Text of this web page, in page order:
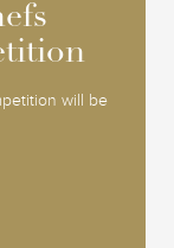
will be